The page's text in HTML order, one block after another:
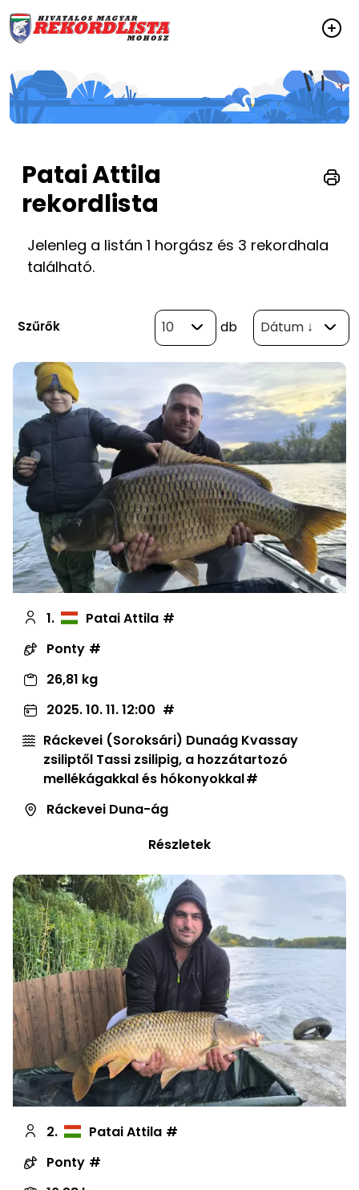
Patai Attila
rekordlista
Jelenleg a listán 1 horgász és 3 rekordhala
található.
Szűrők 10 db Dátum ↓
1.
Patai Attila
Ponty
26,81 kg
2025. 10. 11. 12:00
Ráckevei (Soroksári) Dunaág Kvassay
zsiliptől Tassi zsilipig, a hozzátartozó
mellékágakkal és hókonyokkal
Ráckevei Duna-ág
Részletek
2.
Patai Attila
Ponty